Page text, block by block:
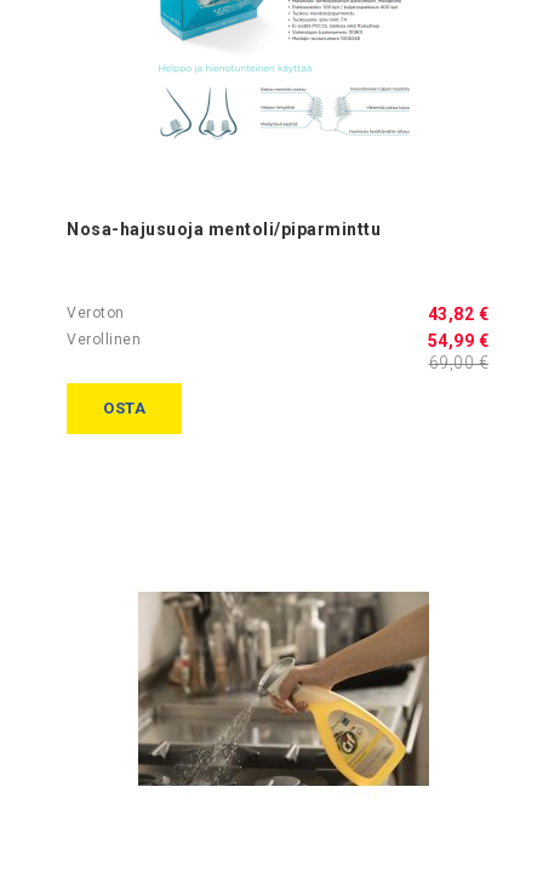
Nosa-hajusuoja mentoli/piparminttu
54,99 €
43,82 €
69,00 €
OSTA